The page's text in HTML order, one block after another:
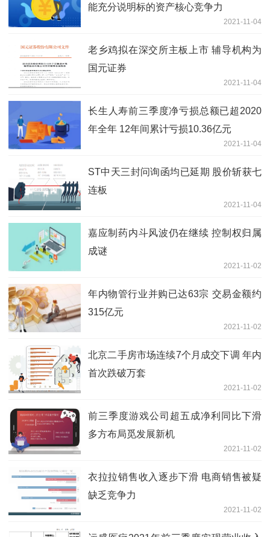
能充分说明标的资产核心竞争力
2021-11-04
老乡鸡拟在深交所主板上市 辅导机构为
国元证券
2021-11-04
长生人寿前三季度净亏损总额已超2020
年全年 12年间累计亏损10.36亿元
2021-11-04
ST中天三封问询函均已延期 股价斩获七
连板
2021-11-04
嘉应制药内斗风波仍在继续 控制权归属
成谜
2021-11-02
年内物管行业并购已达63宗 交易金额约
315亿元
2021-11-02
北京二手房市场连续7个月成交下调 年内
首次跌破万套
2021-11-02
前三季度游戏公司超五成净利同比下滑
多方布局觅发展新机
2021-11-02
衣拉拉销售收入逐步下滑 电商销售被疑
缺乏竞争力
2021-11-02